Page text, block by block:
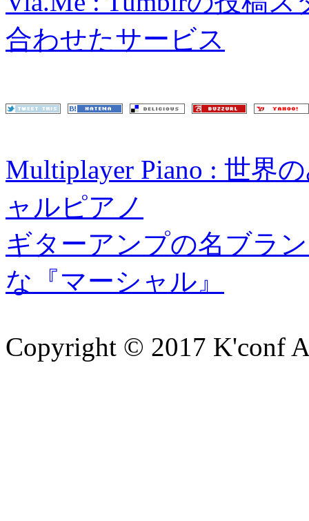
合わせたサービス
Multiplayer Piano : 世界
ャルピアノ
ギターアンプの名ブラ
な『マーシャル』
Copyright © 2017 K'conf